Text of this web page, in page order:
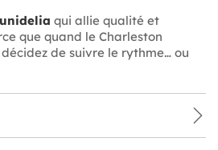
qui allie qualité et
que quand le Charleston
de suivre le rythme… ou